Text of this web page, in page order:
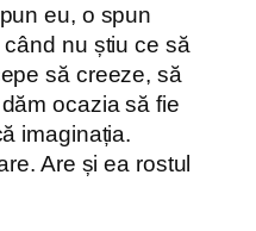
eu, o spun
nu știu ce să
să creeze, să
ocazia să fie
imaginația.
Are și ea rostul